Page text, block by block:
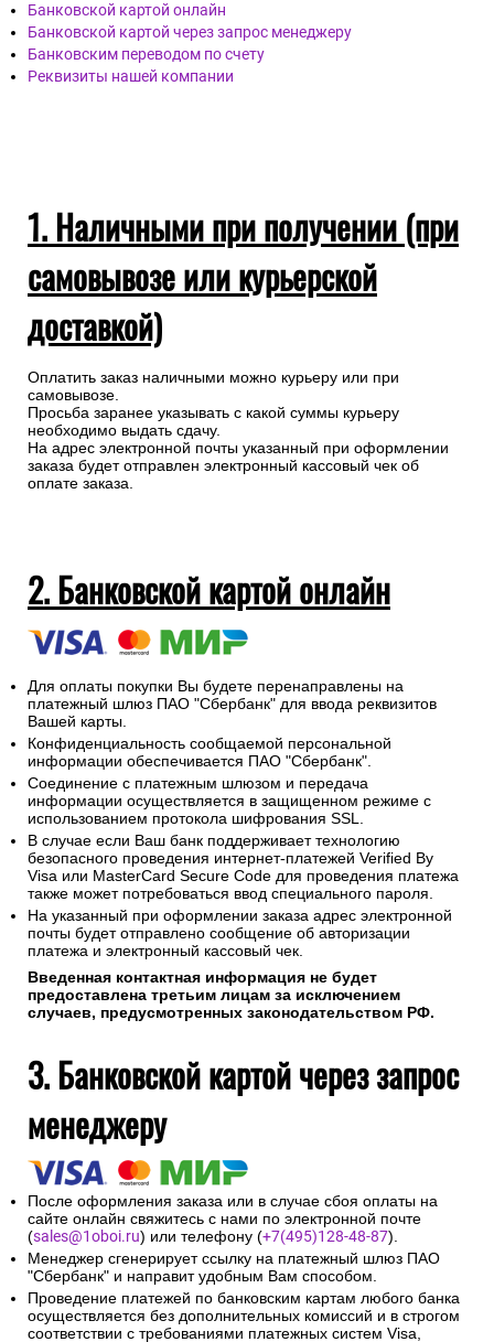
Банковской картой онлайн
Банковской картой через запрос менеджеру
Банковским переводом по счету
Реквизиты нашей компании
1. Наличными при получении (при
самовывозе или курьерской
доставкой)
Оплатить заказ наличными можно курьеру или при
самовывозе.
Просьба заранее указывать с какой суммы курьеру
необходимо выдать сдачу.
На адрес электронной почты указанный при оформлении
заказа будет отправлен электронный кассовый чек об
оплате заказа.
2. Банковской картой онлайн
Для оплаты покупки Вы будете перенаправлены на
платежный шлюз ПАО "Сбербанк" для ввода реквизитов
Вашей карты.
Конфиденциальность сообщаемой персональной
информации обеспечивается ПАО "Сбербанк".
Соединение с платежным шлюзом и передача
информации осуществляется в защищенном режиме с
использованием протокола шифрования SSL.
В случае если Ваш банк поддерживает технологию
безопасного проведения интернет-платежей Verified By
Visa или MasterCard Secure Code для проведения платежа
также может потребоваться ввод специального пароля.
На указанный при оформлении заказа адрес электронной
почты будет отправлено сообщение об авторизации
платежа и электронный кассовый чек.
Введенная контактная информация не будет
предоставлена третьим лицам за исключением
случаев, предусмотренных законодательством РФ.
3. Банковской картой через запрос
менеджеру
После оформления заказа или в случае сбоя оплаты на
сайте онлайн свяжитесь с нами по электронной почте
(sales@1oboi.ru) или телефону (+7(495)128-48-87).
Менеджер сгенерирует ссылку на платежный шлюз ПАО
"Сбербанк" и направит удобным Вам способом.
Проведение платежей по банковским картам любого банка
осуществляется без дополнительных комиссий и в строгом
соответствии с требованиями платежных систем Visa,